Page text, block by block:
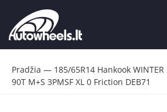
Pradžia — 185/65R14 Hankook WINTER
90T M+S 3PMSF XL 0 Friction DEB71